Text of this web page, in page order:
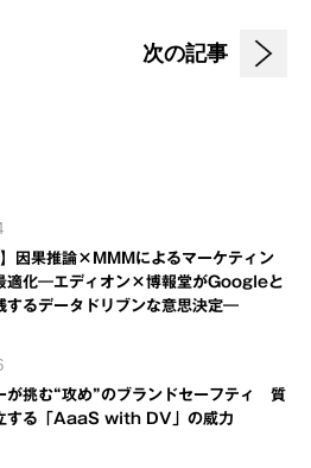
次の記事
因果推論×MMMによるマーケティン
適化―エディオン×博報堂がGoogleと
するデータドリブンな意思決定―
が挑む“攻め”のブランドセーフティ 質
する「AaaS with DV」の威力